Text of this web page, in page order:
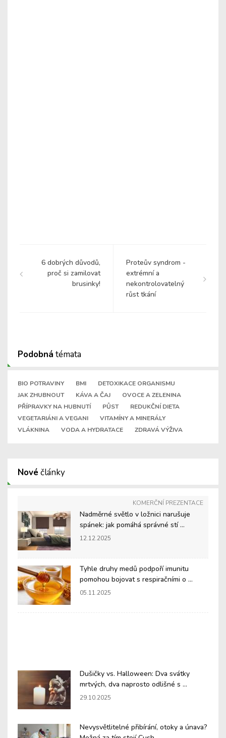
6 dobrých důvodů,
proč si zamilovat
brusinky!
Proteův syndrom -
extrémní a
nekontrolovatelný
růst tkání
Podobná témata
BIO POTRAVINY BMI
DETOXIKACE ORGANISMU
JAK ZHUBNOUT
KÁVA A ČAJ
OVOCE A ZELENINA
PŘÍPRAVKY NA HUBNUTÍ
PŮST
REDUKČNÍ DIETA
VEGETARIÁNI A VEGANI
VITAMÍNY A MINERÁLY
VLÁKNINA
VODA A HYDRATACE ZDRAVÁ VÝŽIVA
Nové články
KOMERČNÍ PREZENTACE
Nadměrné světlo v ložnici narušuje
spánek: jak pomáhá správné stí ...
12.12.2025
Tyhle druhy medů podpoří imunitu
pomohou bojovat s respiračními o ...
05.11.2025
Dušičky vs. Halloween: Dva svátky
mrtvých, dva naprosto odlišné s ...
29.10.2025
Nevysvětlitelné přibírání, otoky a únava?